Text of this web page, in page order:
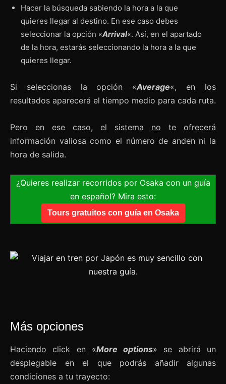
Hacer la búsqueda sabiendo la hora a la que
quieres llegar al destino. En ese caso debes
seleccionar la opción «Arrival«. Así, en el apartado
de la hora, estarás seleccionando la hora a la que
quieres llegar.
Si seleccionas la opción «Average«, en los
resultados aparecerá el tiempo medio para cada ruta.
Pero en ese caso, el sistema no te ofrecerá
información valiosa como el número de anden ni la
hora de salida.
¿Quieres realizar recorridos por Osaka con un guía
en español? Mira esto:
Tours gratuitos con guía en Osaka
Más opciones
Haciendo click en «More options» se abrirá un
desplegable en el que podrás añadir algunas
condiciones a tu trayecto: